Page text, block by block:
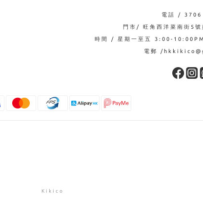
電話 / 3706
門市/ 旺角西洋菜南街5
時間 / 星期一至五 3:00-
電郵 /
Kikico